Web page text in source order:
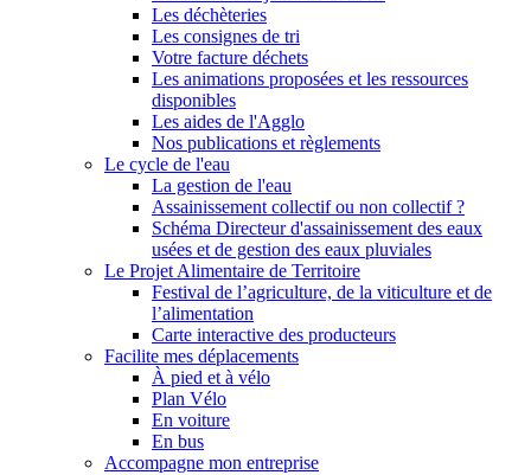
Les déchèteries
Les consignes de tri
Votre facture déchets
Les animations proposées et les ressources
disponibles
Les aides de l'Agglo
Nos publications et règlements
Le cycle de l'eau
La gestion de l'eau
Assainissement collectif ou non collectif ?
Schéma Directeur d'assainissement des eaux
usées et de gestion des eaux pluviales
Le Projet Alimentaire de Territoire
Festival de l’agriculture, de la viticulture et de
l’alimentation
Carte interactive des producteurs
Facilite mes déplacements
À pied et à vélo
Plan Vélo
En voiture
En bus
Accompagne mon entreprise